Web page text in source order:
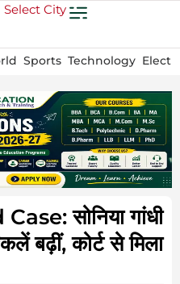
Select City
Sports Technology
सोनिया गांधी
बढ़ीं, कोर्ट से मिला